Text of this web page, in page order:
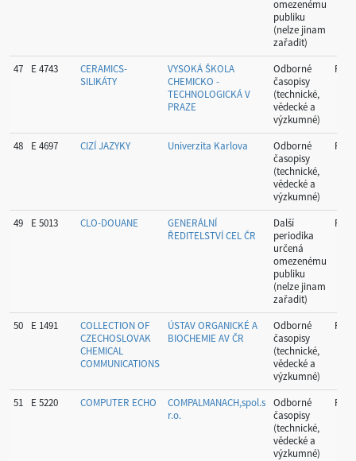
omezenému
publiku
(nelze jinam
zařadit)
47
E 4743
CERAMICS-
SILIKÁTY
VYSOKÁ ŠKOLA
CHEMICKO -
TECHNOLOGICKÁ V
PRAZE
Odborné
časopisy
(technické,
vědecké a
výzkumné)
48 E 4697 CIZÍ JAZYKY Univerzita Karlova
Odborné
časopisy
(technické,
vědecké a
výzkumné)
49 E 5013 CLO-DOUANE
GENERÁLNÍ
ŘEDITELSTVÍ CEL ČR
Další
periodika
určená
omezenému
publiku
(nelze jinam
zařadit)
50 E 1491
COLLECTION OF
CZECHOSLOVAK
CHEMICAL
COMMUNICATIONS
ÚSTAV ORGANICKÉ A
BIOCHEMIE AV ČR
Odborné
časopisy
(technické,
vědecké a
výzkumné)
51 E 5220 COMPUTER ECHO
COMPALMANACH,spol.s
r.o.
Odborné
časopisy
(technické,
vědecké a
výzkumné)